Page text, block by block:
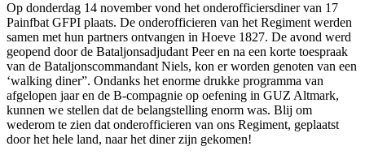
Op donderdag 14 november vond het onderofficiersdiner van 17
Painfbat GFPI plaats. De onderofficieren van het Regiment werden
samen met hun partners ontvangen in Hoeve 1827. De avond werd
geopend door de Bataljonsadjudant Peer en na een korte toespraak
van de Bataljonscommandant Niels, kon er worden genoten van een
‘walking diner”. Ondanks het enorme drukke programma van
afgelopen jaar en de B-compagnie op oefening in GUZ Altmark,
kunnen we stellen dat de belangstelling enorm was. Blij om
wederom te zien dat onderofficieren van ons Regiment, geplaatst
door het hele land, naar het diner zijn gekomen!